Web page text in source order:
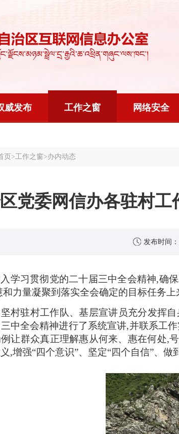
威发布 工作之窗 网络安全
页 >工作之窗>办内动态
党委网信办各驻村
发布时间：
学习贯彻党的二十届三中全会精神,确
和力量凝聚到落实全会确定的目标任务
村驻村工作队、基层宣讲员充分发挥
中全会精神进行了系统宣讲,并联系工
让群众真正理解惠从何来、惠在何处,
,增强“四个意识”、坚定“四个自信”、做